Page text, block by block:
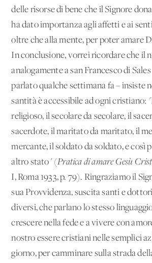
delle risorse di bene che il Signore
ha dato importanza agli affetti e ai
oltre che alla mente, per poter amare
In conclusione, vorrei ricordare che il
analogamente a san Francesco di
parlato qualche settimana fa – insiste
santità è accessibile ad ogni cristiano:
religioso, il secolare da secolare, il
sacerdote, il maritato da maritato, il
mercante, il soldato da soldato, e così
altro stato" (Pratica di amare Gesù
I, Roma 1933, p. 79). Ringraziamo il
sua Provvidenza, suscita santi e
diversi, che parlano lo stesso
crescere nella fede e a vivere con
nostro essere cristiani nelle semplici
giorno, per camminare sulla strada